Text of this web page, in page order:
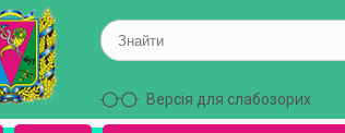
Версія для слабозорих